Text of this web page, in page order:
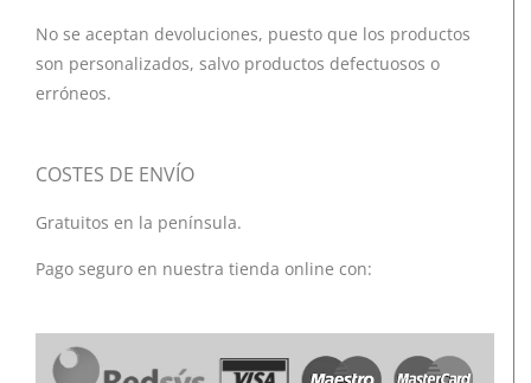
No se aceptan devoluciones, puesto que los productos
son personalizados, salvo productos defectuosos o
erróneos.
COSTES DE ENVÍO
Gratuitos en la península.
Pago seguro en nuestra tienda online con: